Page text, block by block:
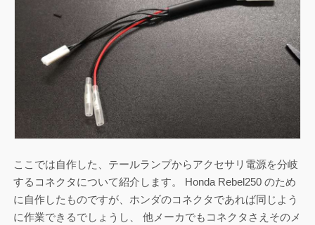
ここでは自作した、テールランプからアクセサリ電源を分岐
するコネクタについて紹介します。 Honda Rebel250 のため
に自作したものですが、ホンダのコネクタであれば同じよう
に作業できるでしょうし、 他メーカでもコネクタさえそのメ